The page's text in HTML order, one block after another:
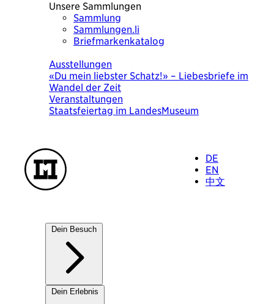
Unsere Sammlungen
Sammlung
Sammlungen.li
Briefmarkenkatalog
Ausstellungen
«Du mein liebster Schatz!» – Liebesbriefe im
Wandel der Zeit
Veranstaltungen
Staatsfeiertag im LandesMuseum
DE
EN
中文
Dein Besuch
Unsere Häuser
Dein Erlebnis